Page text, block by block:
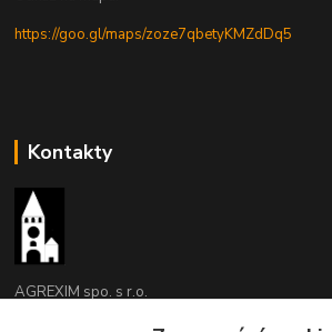
https://goo.gl/maps/zoze7qbetyKMZdDq5
Kontakty
AGREXIM spo. s r.o.